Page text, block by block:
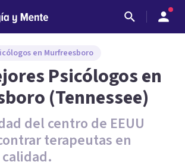
en Murfreesboro
Psicólogos en
(Tennessee)
del centro de EEUU
terapeutas en